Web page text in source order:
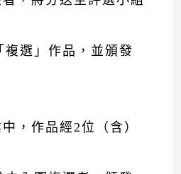
複選」作品，並頒發
，作品經2位（含）